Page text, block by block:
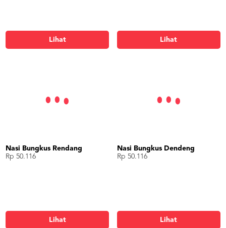
Lihat Lihat
Nasi Bungkus Rendang
Rp 50.116
Lihat
Nasi Bungkus Dendeng
Rp 50.116
Lihat